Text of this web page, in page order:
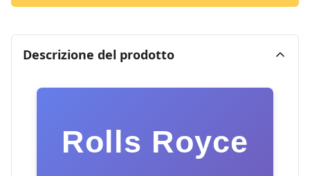
Descrizione del prodotto
Rolls Royce